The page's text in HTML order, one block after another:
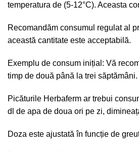
temperatura de (5-12°C). Aceasta
Recomandăm consumul regulat al
această cantitate este acceptabilă.
Exemplu de consum inițial: Vă
timp de două până la trei
Picăturile Herbaferm ar trebui
dl de apa de doua ori pe zi,
Doza este ajustată în funcție de